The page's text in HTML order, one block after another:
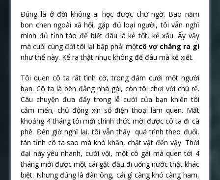
Đúng là ở đời không ai học được chữ ngờ. Bao năm
bon chen ngoài xã hội, gặp đủ loại người, tôi vẫn nghĩ
mình đủ tỉnh táo để biết đâu là kẻ tốt, kẻ xấu. Ấy vậy
mà cuối cùng đời tôi lại bập phải mộtcô vợ chẳng ra gì
như thế này. Kể ra thật nhục không để đâu mà kể xiết.
Tôi quen cô ta rất tình cờ, trong đám cưới một người
bạn. Cô ta là bên đằng nhà gái, còn tôi chơi với chú rể.
Câu chuyện đưa đẩy trong lễ cưới của bạn khiến tôi
cảm mến, chủ động xin số điện thoại làm quen. Mất
khoảng 4 tháng tôi mới chính thức mời được cô ta đi cà
phê. Đến giờ nghĩ lại, tôi vẫn thấy quá trình theo đuổi,
tán tỉnh cô ta sao mà khó khăn, chật vật đến vậy. Thời
đại này yêu nhanh, cưới vội, một cô gái mà quen tới 4
tháng mới được một cái gật đầu đi uống nước thật khác
biệt. Nhưng đúng là đàn ông, cái gì càng khó càng ham,